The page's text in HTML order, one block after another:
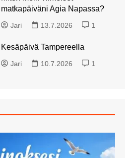
matkapäiväni Agia Napassa?
Jari 13.7.2026 1
Kesäpäivä Tampereella
Jari 10.7.2026 1